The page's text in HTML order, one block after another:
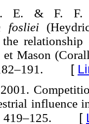
E. & F. F.
fosliei
the
et Mason
[
influence
419–125. [